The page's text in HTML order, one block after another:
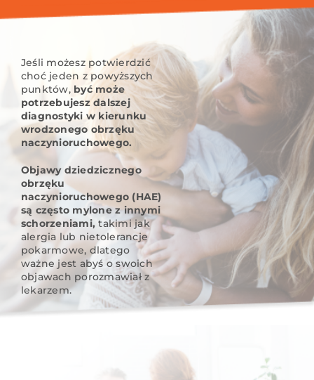
Jeśli możesz potwierdzić
choć jeden z powyższych
punktów, być może
potrzebujesz dalszej
diagnostyki w kierunku
wrodzonego obrzęku
naczynioruchowego.
Objawy dziedzicznego
obrzęku
naczynioruchowego (HAE)
są często mylone z innymi
schorzeniami, takimi jak
alergia lub nietolerancje
pokarmowe, dlatego
ważne jest abyś o swoich
objawach porozmawiał z
lekarzem.